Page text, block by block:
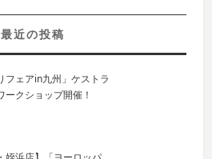
最近の投稿
フェアin九州」ケストラ
ークショップ開催！